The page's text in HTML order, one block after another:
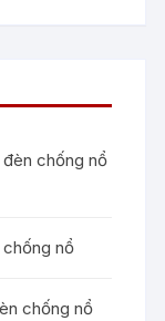
chống nổ
nổ
chống nổ